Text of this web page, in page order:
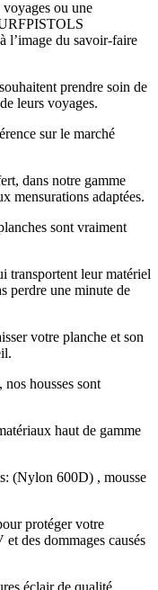
ou une
l’image du savoir-faire
prendre soin de
leurs voyages.
sur le marché
dans notre gamme
mensurations adaptées.
sont vraiment
transportent leur matériel
perdre une minute de
votre planche et son
housses sont
haut de gamme
(Nylon 600D) , mousse
protéger votre
des dommages causés